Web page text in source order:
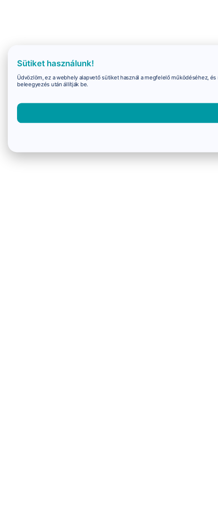
Sütiket használunk!
Üdvözlöm, ez a webhely alapvető sütiket használ a megfelelő működéséhez,
beleegyezés után állítják be.